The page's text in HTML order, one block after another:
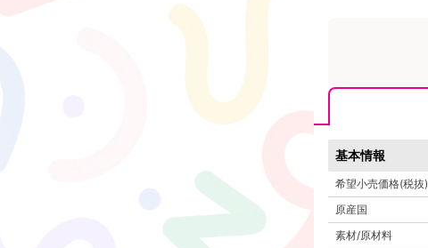
基本情報
希望小売価格(税抜)
原産国
素材/原材料